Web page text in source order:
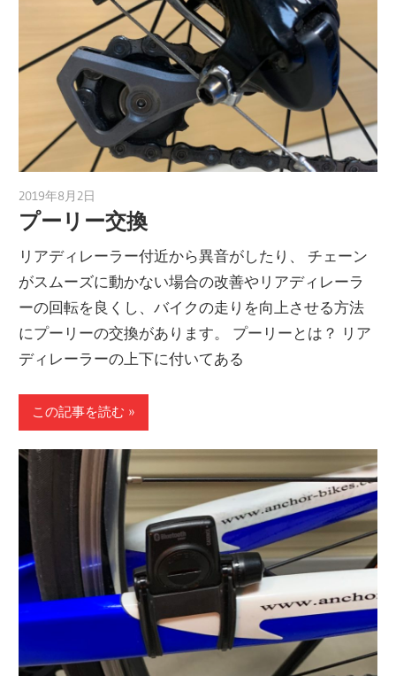
2019年8月2日
プーリー交換
リアディレーラー付近から異音がしたり、 チェーン
がスムーズに動かない場合の改善やリアディレーラ
ーの回転を良くし、バイクの走りを向上させる方法
にプーリーの交換があります。 プーリーとは？ リア
ディレーラーの上下に付いてある
この記事を読む